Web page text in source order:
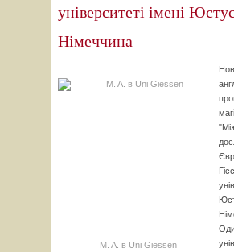
університеті імені
Німеччина
M. A. в Uni Giessen